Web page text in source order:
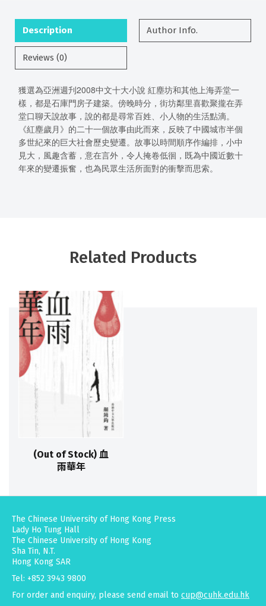
Description Author Info.
Reviews (0)
獲選為亞洲週刋2008中文十大小說 紅塵坊和其他上海弄堂一
樣，都是石庫門房子建築。傍晚時分，街坊鄰里喜歡聚攏在弄
堂口聊天說故事，說的都是尋常百姓、小人物的生活點滴。
《紅塵歲月》的二十一個故事由此而來，反映了中國城市半個
多世紀來的巨大社會歷史變遷。故事以時間順序作編排，小中
見大，風趣含蓄，意在言外，令人掩卷低徊，既為中國近數十
年來的變遷振奮，也為民眾生活所面對的衝擊而思索。
Related Products
(Out of Stock) 血
雨華年
The Chinese University of Hong Kong Press
Lady Ho Tung Hall
The Chinese University of Hong Kong
Sha Tin, N.T.
Hong Kong SAR
Tel: +852 3943 9800
For order and enquiry, please send email to cup@cuhk.edu.hk